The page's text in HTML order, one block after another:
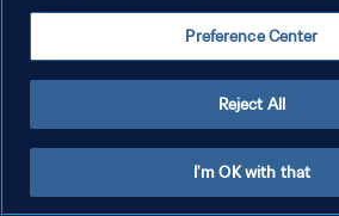
Preference Center
Reject All
I'm OK with that